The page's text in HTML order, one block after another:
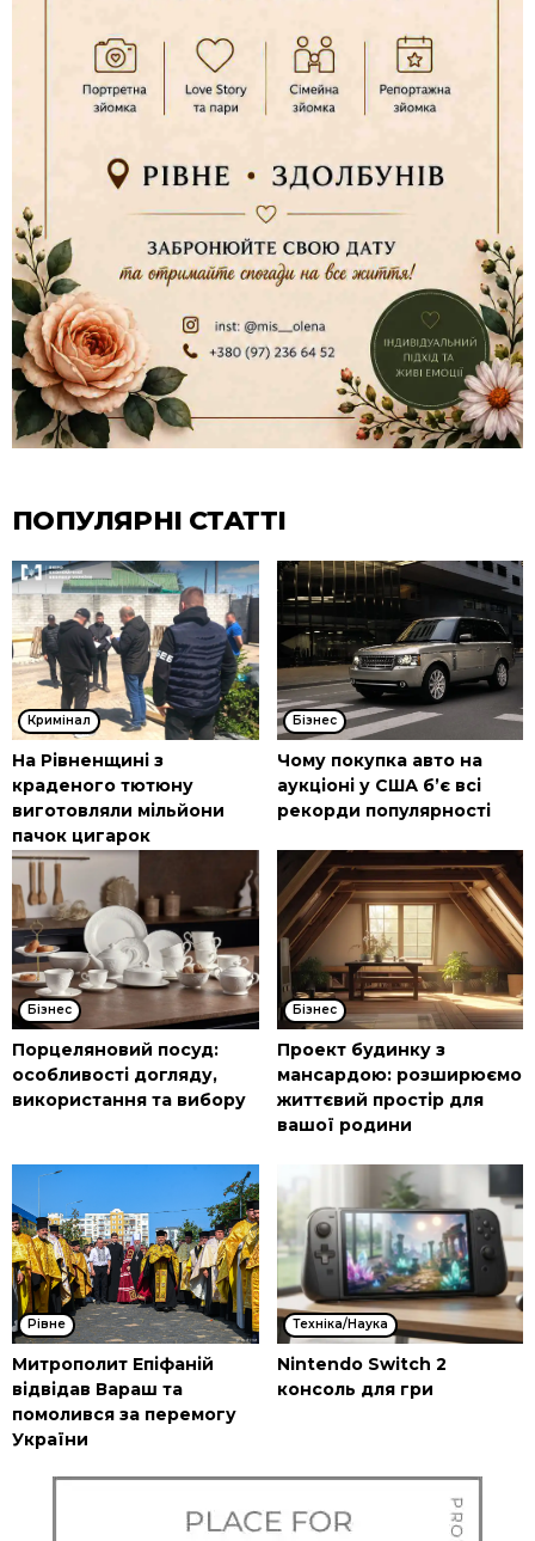
ПОПУЛЯРНІ СТАТТІ
Кримінал
На Рівненщині з
краденого тютюну
виготовляли мільйони
пачок цигарок
Бізнес
Чому покупка авто на
аукціоні у США б’є всі
рекорди популярності
Бізнес
Порцеляновий посуд:
особливості догляду,
використання та вибору
Бізнес
Проект будинку з
мансардою: розширюємо
життєвий простір для
вашої родини
Рівне
Митрополит Епіфаній
відвідав Вараш та
помолився за перемогу
України
Техніка/Наука
Nintendo Switch 2
консоль для гри